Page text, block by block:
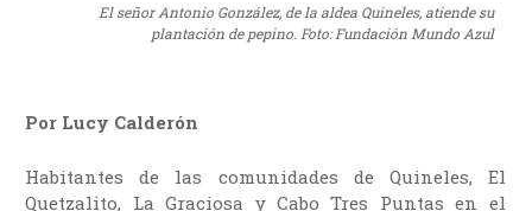
El señor Antonio González, de la aldea Quineles, atiende su
plantación de pepino. Foto: Fundación Mundo Azul
Por Lucy Calderón
Habitantes de las comunidades de Quineles, El
Quetzalito, La Graciosa y Cabo Tres Puntas en el